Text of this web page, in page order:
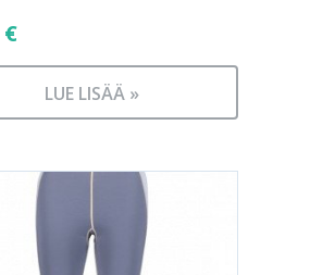
€
LUE LISÄÄ »